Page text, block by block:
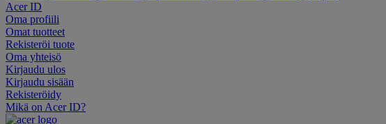
Acer ID
Oma profiili
Omat tuotteet
Rekisteröi tuote
Oma yhteisö
Kirjaudu ulos
Kirjaudu sisään
Rekisteröidy
Mikä on Acer ID?